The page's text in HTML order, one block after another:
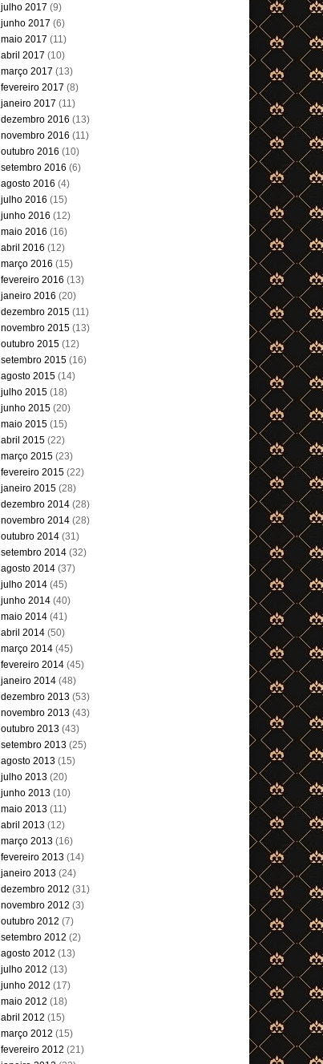
julho 2017 (9)
junho 2017 (6)
maio 2017 (11)
abril 2017 (10)
março 2017 (13)
fevereiro 2017 (8)
janeiro 2017 (11)
dezembro 2016 (13)
novembro 2016 (11)
outubro 2016 (10)
setembro 2016 (6)
agosto 2016 (4)
julho 2016 (15)
junho 2016 (12)
maio 2016 (16)
abril 2016 (12)
março 2016 (15)
fevereiro 2016 (13)
janeiro 2016 (20)
dezembro 2015 (11)
novembro 2015 (13)
outubro 2015 (12)
setembro 2015 (16)
agosto 2015 (14)
julho 2015 (18)
junho 2015 (20)
maio 2015 (15)
abril 2015 (22)
março 2015 (23)
fevereiro 2015 (22)
janeiro 2015 (28)
dezembro 2014 (28)
novembro 2014 (28)
outubro 2014 (31)
setembro 2014 (32)
agosto 2014 (37)
julho 2014 (45)
junho 2014 (40)
maio 2014 (41)
abril 2014 (50)
março 2014 (45)
fevereiro 2014 (45)
janeiro 2014 (48)
dezembro 2013 (53)
novembro 2013 (43)
outubro 2013 (43)
setembro 2013 (25)
agosto 2013 (15)
julho 2013 (20)
junho 2013 (10)
maio 2013 (11)
abril 2013 (12)
março 2013 (16)
fevereiro 2013 (14)
janeiro 2013 (24)
dezembro 2012 (31)
novembro 2012 (3)
outubro 2012 (7)
setembro 2012 (2)
agosto 2012 (13)
julho 2012 (13)
junho 2012 (17)
maio 2012 (18)
abril 2012 (15)
março 2012 (15)
fevereiro 2012 (21)